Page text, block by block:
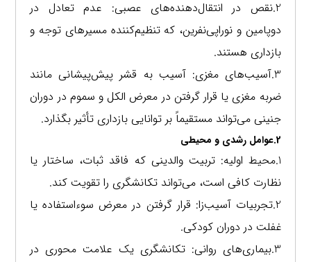
2.نقص در انتقال‌دهنده‌های عصبی: عدم تعادل در
دوپامین و نوراپی‌نفرین، که تنظیم‌کننده مسیرهای توجه و
بازداری هستند.
3.آسیب‌های مغزی: آسیب به قشر پیش‌پیشانی مانند
ضربه مغزی یا قرار گرفتن در معرض الکل و سموم در دوران
جنینی می‌تواند مستقیماً بر توانایی بازداری تأثیر بگذارد.
2.عوامل رشدی و محیطی
1.محیط اولیه: تربیت والدینی که فاقد ثبات، ساختار یا
نظارت کافی است، می‌تواند تکانشگری را تقویت کند.
2.تجربیات آسیب‌زا: قرار گرفتن در معرض سوءاستفاده یا
غفلت در دوران کودکی.
3.بیماری‌های روانی: تکانشگری یک علامت محوری در